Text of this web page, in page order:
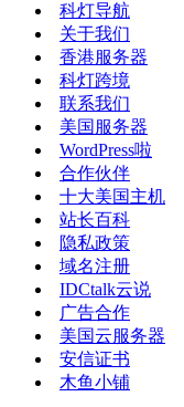
科灯导航
关于我们
香港服务器
科灯跨境
联系我们
美国服务器
WordPress啦
合作伙伴
十大美国主机
站长百科
隐私政策
域名注册
IDCtalk云说
广告合作
美国云服务器
安信证书
木鱼小铺